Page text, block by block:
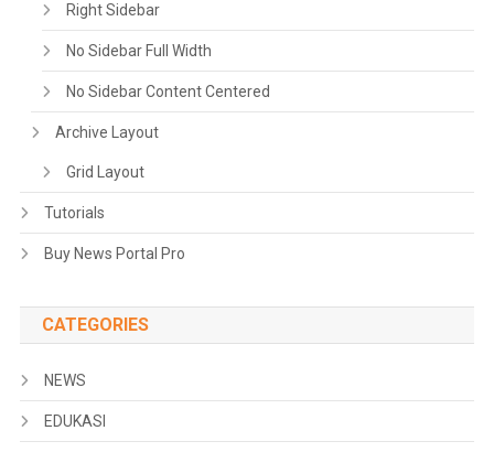
Right Sidebar
No Sidebar Full Width
No Sidebar Content Centered
Archive Layout
Grid Layout
Tutorials
Buy News Portal Pro
CATEGORIES
NEWS
EDUKASI